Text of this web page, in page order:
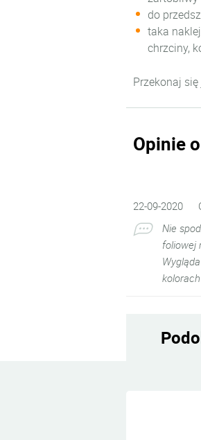
do
taka
chrzciny,
Przekonaj
Opinie
22-09-2020
Nie
foliowej